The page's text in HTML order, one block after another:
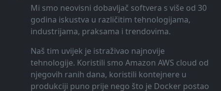
Mi smo neovisni dobavljač softvera s više od 30
godina iskustva u različitim tehnologijama,
industrijama, praksama i trendovima.
Naš tim uvijek je istraživao najnovije
tehnologije. Koristili smo Amazon AWS cloud od
njegovih ranih dana, koristili kontejnere u
produkciji puno prije nego što je Docker postao